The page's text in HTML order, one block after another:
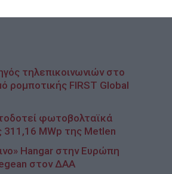
τηλεπικοινωνιών στο
ρομποτικής FIRST Global
φωτοβολταϊκά
311,16 MWp της Metlen
Hangar στην Ευρώπη
στον ΔΑΑ